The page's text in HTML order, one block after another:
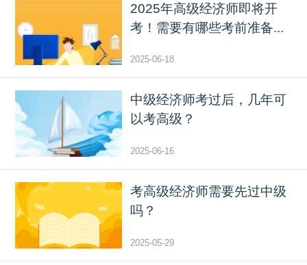
2025年高级经济师即将开
考！需要有哪些考前准备...
2025-06-18
中级经济师考过后，几年可
以考高级？
2025-06-16
考高级经济师需要先过中级
吗？
2025-05-29